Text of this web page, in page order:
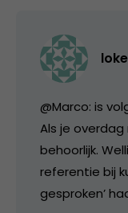
@Marco: is
Als je
behoorlijk.
referentie bij
gesproken’